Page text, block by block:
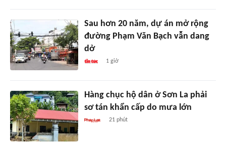
Sau hơn 20 năm, dự án mở rộng
đường Phạm Văn Bạch vẫn dang
dở
1 giờ
Hàng chục hộ dân ở Sơn La phải
sơ tán khẩn cấp do mưa lớn
21 phút